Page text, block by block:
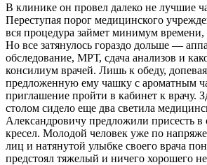
В клинике он провел далеко не лучшие
Переступая порог медицинского
вся процедура займет минимум времени,
Но все затянулось гораздо дольше —
обследование, МРТ, сдача анализов и
консилиум врачей. Лишь к обеду,
предложенную ему чашку с ароматным
приглашение пройти в кабинет к врачу.
столом сидело еще два светила
Александровичу предложили присесть в
кресел. Молодой человек уже по
лиц и натянутой улыбке своего врача
предстоял тяжелый и ничего хорошего